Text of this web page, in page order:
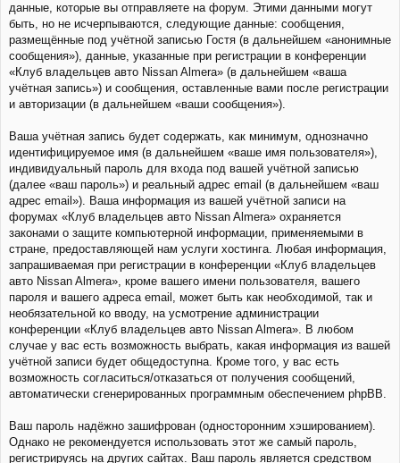
данные, которые вы отправляете на форум. Этими данными могут
быть, но не исчерпываются, следующие данные: сообщения,
размещённые под учётной записью Гостя (в дальнейшем «анонимные
сообщения»), данные, указанные при регистрации в конференции
«Клуб владельцев авто Nissan Almera» (в дальнейшем «ваша
учётная запись») и сообщения, оставленные вами после регистрации
и авторизации (в дальнейшем «ваши сообщения»).
Ваша учётная запись будет содержать, как минимум, однозначно
идентифицируемое имя (в дальнейшем «ваше имя пользователя»),
индивидуальный пароль для входа под вашей учётной записью
(далее «ваш пароль») и реальный адрес email (в дальнейшем «ваш
адрес email»). Ваша информация из вашей учётной записи на
форумах «Клуб владельцев авто Nissan Almera» охраняется
законами о защите компьютерной информации, применяемыми в
стране, предоставляющей нам услуги хостинга. Любая информация,
запрашиваемая при регистрации в конференции «Клуб владельцев
авто Nissan Almera», кроме вашего имени пользователя, вашего
пароля и вашего адреса email, может быть как необходимой, так и
необязательной ко вводу, на усмотрение администрации
конференции «Клуб владельцев авто Nissan Almera». В любом
случае у вас есть возможность выбрать, какая информация из вашей
учётной записи будет общедоступна. Кроме того, у вас есть
возможность согласиться/отказаться от получения сообщений,
автоматически сгенерированных программным обеспечением phpBB.
Ваш пароль надёжно зашифрован (односторонним хэшированием).
Однако не рекомендуется использовать этот же самый пароль,
регистрируясь на других сайтах. Ваш пароль является средством